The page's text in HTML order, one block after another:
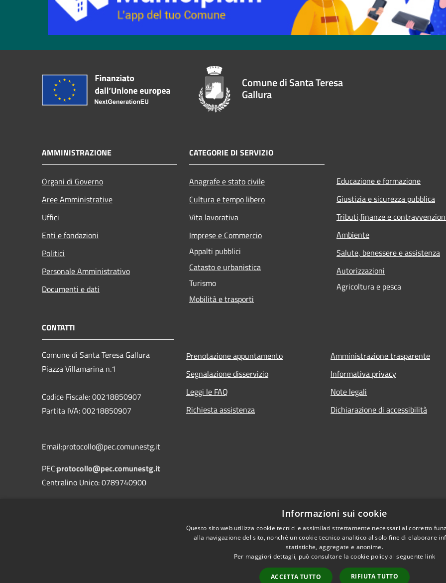
Comune di Santa Teresa
Gallura
AMMINISTRAZIONE
Organi di Governo
Aree Amministrative
Uffici
Enti e fondazioni
Politici
Personale Amministrativo
Documenti e dati
CATEGORIE DI SERVIZIO
Anagrafe e stato civile
Cultura e tempo libero
Vita lavorativa
Imprese e Commercio
Appalti pubblici
Catasto e urbanistica
Turismo
Mobilità e trasporti
Educazione e formazione
Giustizia e sicurezza pubblica
Tributi,finanze e
Ambiente
Salute, benessere e assistenza
Autorizzazioni
Agricoltura e pesca
CONTATTI
Comune di Santa Teresa Gallura
Piazza Villamarina n.1
Codice Fiscale: 00218850907
Partita IVA: 00218850907
Email:protocollo@pec.comunestg.it
PEC:protocollo@pec.comunestg.it
Centralino Unico: 0789740900
Prenotazione appuntamento
Segnalazione disservizio
Leggi le FAQ
Richiesta assistenza
Amministrazione trasparente
Informativa privacy
Note legali
Dichiarazione di accessibilità
Informazioni sui cookie
Questo sito web utilizza cookie tecnici e assimilati strettamente necessari al corretto
alla navigazione del sito, nonché un cookie tecnico analitico al solo fine di elaborare
statistiche, aggregate e anonime.
Per maggiori dettagli, può consultare la cookie policy al seguente link
ACCETTA TUTTO RIFIUTA TUTTO